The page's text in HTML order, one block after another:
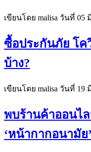
เขียนโดย malisa วันที่ 05
ซื้อประกันภัย โค
บ้าง?
เขียนโดย malisa วันที่ 19
พบร้านค้าออนไ
‘หน้ากากอนามั